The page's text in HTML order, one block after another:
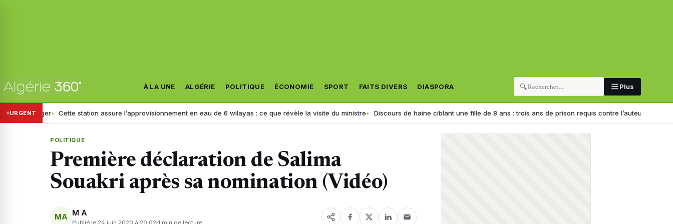
À LA UNE ALGÉRIE POLITIQUE ÉCONOMIE SPORT FAITS DIVERS DIASPORA 🔍 Plus
URGENTCette station assure l’approvisionnement en eau de 6 wilayas : ce que révèle la visite du ministre Discours de haine ciblant une fille de 8 ans : trois ans de prison requis contre l’auteur de la vidéo
POLITIQUE
Première déclaration de Salima
Souakri après sa nomination (Vidéo)
MA M A
Publié le 24 juin 2020 à 20:02 1 min de lecture